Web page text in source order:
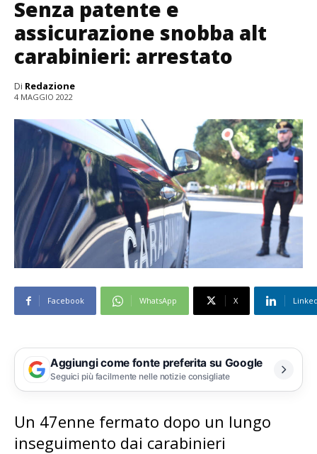
Senza patente e
assicurazione snobba alt
carabinieri: arrestato
Di Redazione
4 MAGGIO 2022
Facebook WhatsApp X
Aggiungi come fonte preferita su Google
Seguici più facilmente nelle notizie consigliate
Un 47enne fermato dopo un lungo
inseguimento dai carabinieri